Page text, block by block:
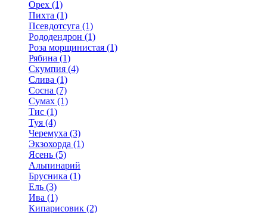
Орех (1)
Пихта (1)
Псевдотсуга (1)
Рододендрон (1)
Роза морщинистая (1)
Рябина (1)
Скумпия (4)
Слива (1)
Сосна (7)
Сумах (1)
Тис (1)
Туя (4)
Черемуха (3)
Экзохорда (1)
Ясень (5)
Альпинарий
Брусника (1)
Ель (3)
Ива (1)
Кипарисовик (2)